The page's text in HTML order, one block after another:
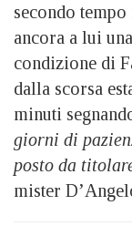
secondo
ancora a lui
condizione di
dalla scorsa
minuti
giorni di
posto da
mister